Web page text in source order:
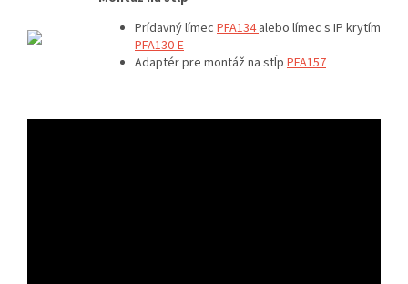
Prídavný límec PFA134alebo límec s IP krytím
PFA130-E
Adaptér pre montáž na stĺp PFA157